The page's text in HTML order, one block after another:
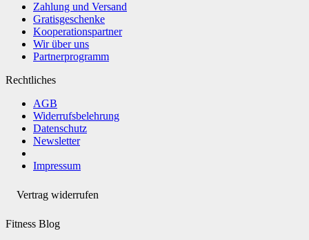
Zahlung und Versand
Gratisgeschenke
Kooperationspartner
Wir über uns
Partnerprogramm
Rechtliches
AGB
Widerrufsbelehrung
Datenschutz
Newsletter
Impressum
Vertrag widerrufen
Fitness Blog